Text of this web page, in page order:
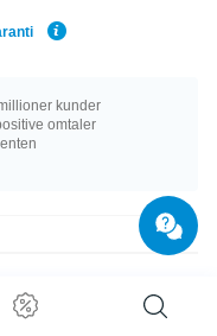
kunder
omtaler
Kjøp nå, før det blir utsolgt!